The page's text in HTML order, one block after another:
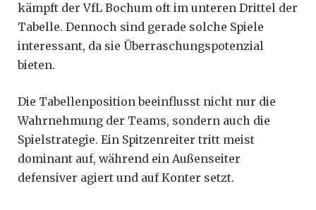
kämpft der VfL Bochum oft im unteren Drittel der
Tabelle. Dennoch sind gerade solche Spiele
interessant, da sie Überraschungspotenzial
bieten.
Die Tabellenposition beeinflusst nicht nur die
Wahrnehmung der Teams, sondern auch die
Spielstrategie. Ein Spitzenreiter tritt meist
dominant auf, während ein Außenseiter
defensiver agiert und auf Konter setzt.